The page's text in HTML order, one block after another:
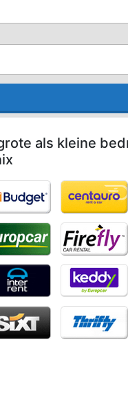
als kleine